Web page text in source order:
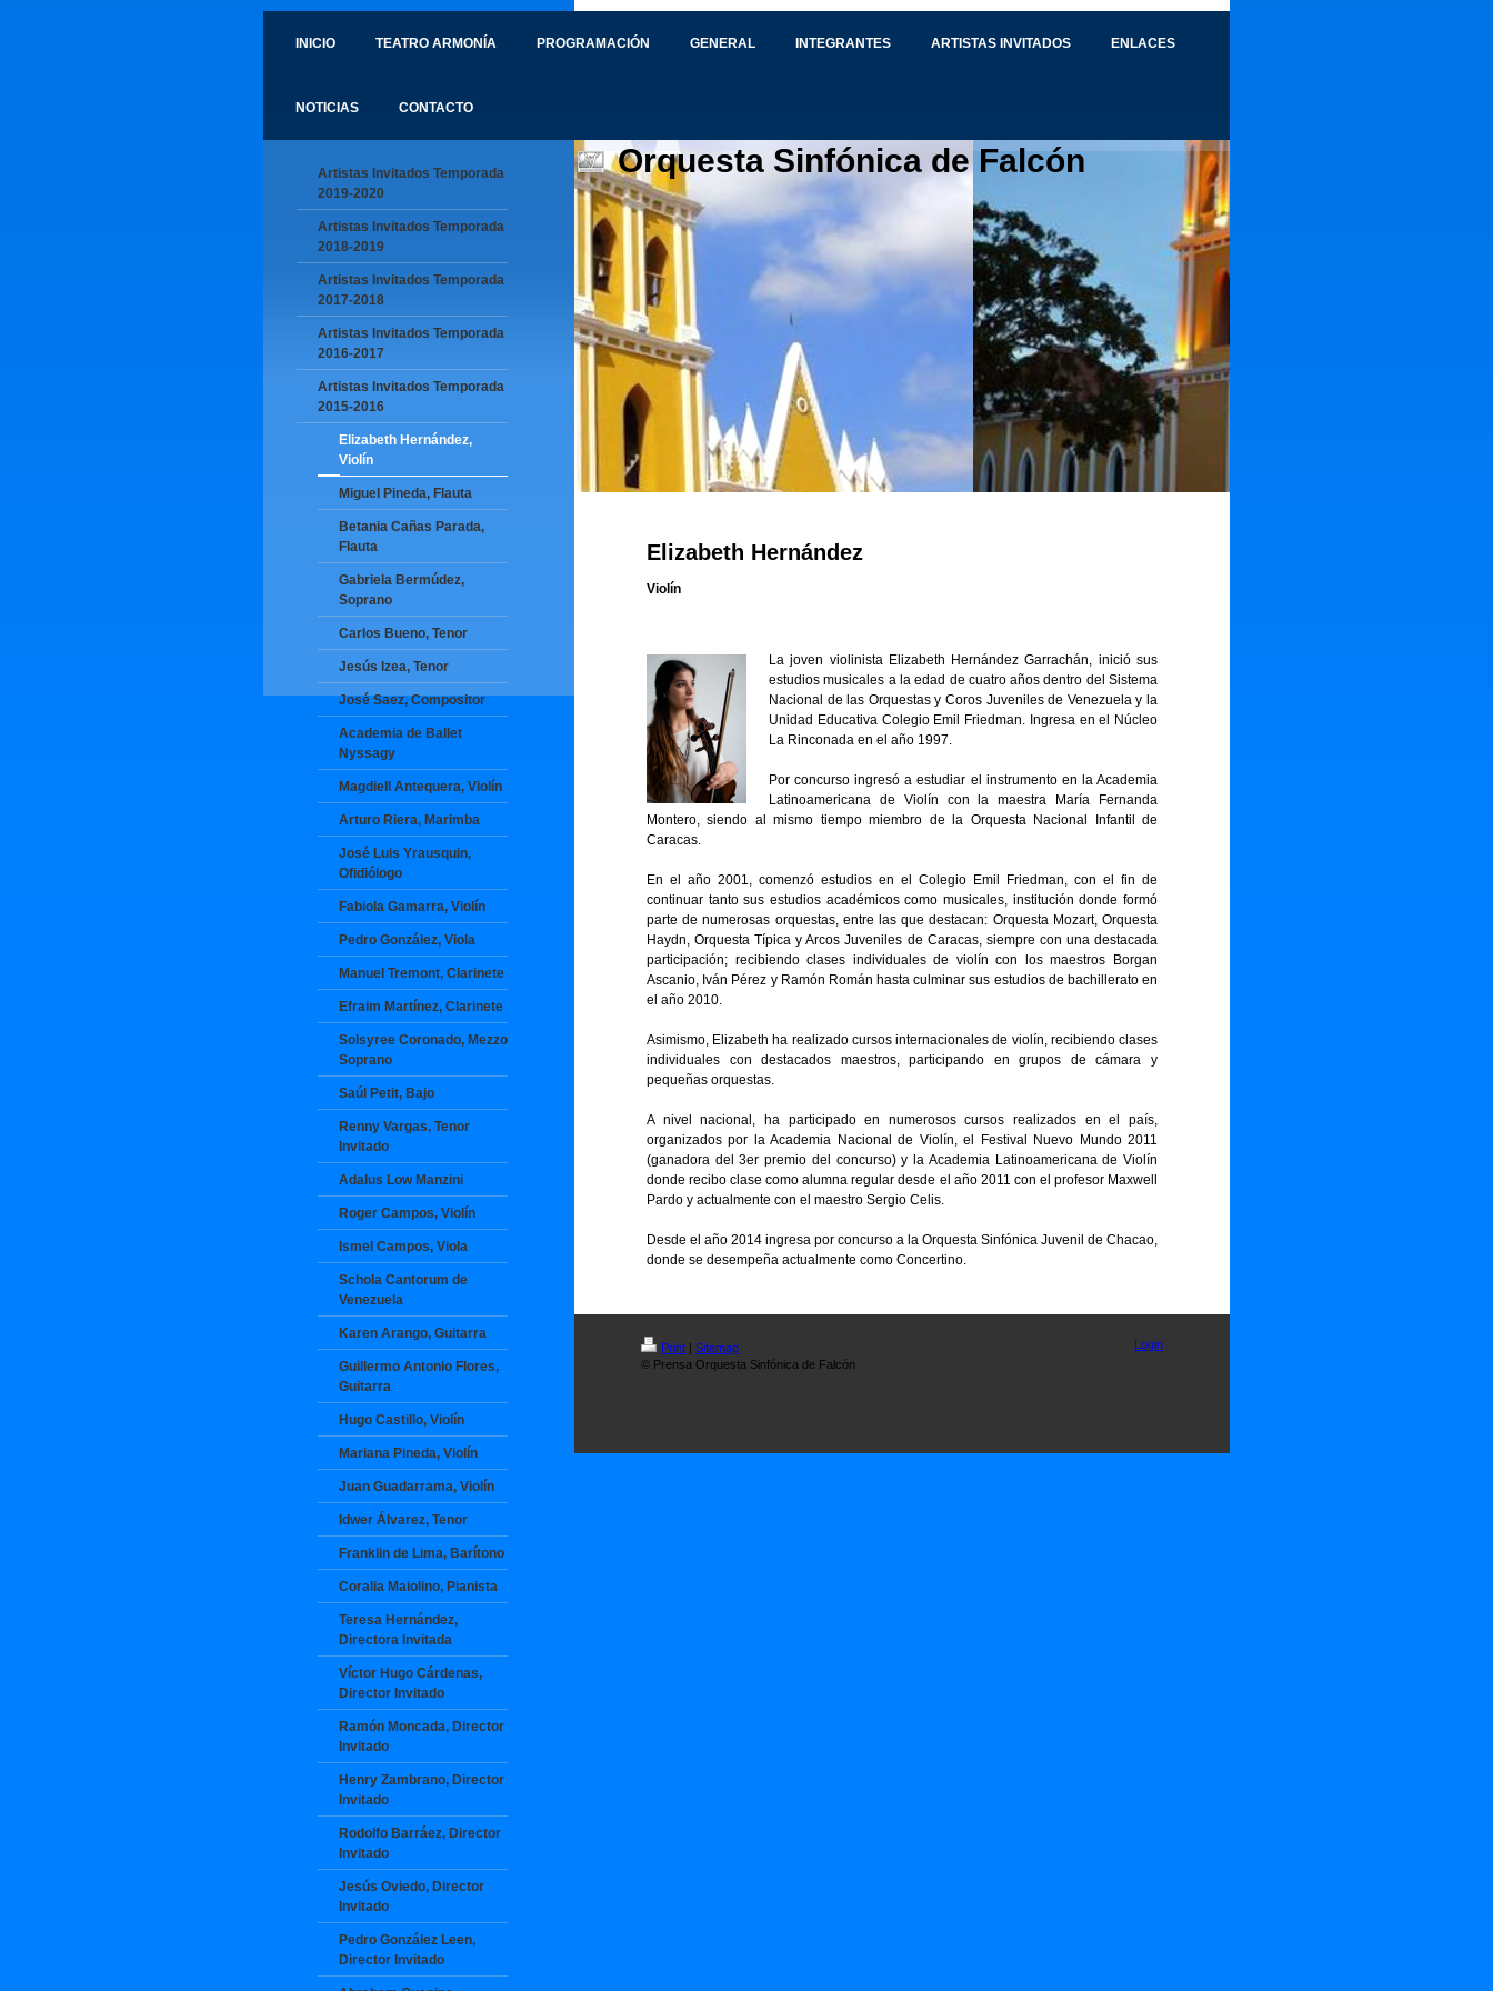
INICIO TEATRO ARMONÍA PROGRAMACIÓN GENERAL INTEGRANTES ARTISTAS INVITADOS ENLACES
NOTICIAS CONTACTO
Artistas Invitados Temporada
2019-2020
Artistas Invitados Temporada
2018-2019
Artistas Invitados Temporada
2017-2018
Artistas Invitados Temporada
2016-2017
Artistas Invitados Temporada
2015-2016
Elizabeth Hernández,
Violín
Miguel Pineda, Flauta
Betania Cañas Parada,
Flauta
Gabriela Bermúdez,
Soprano
Carlos Bueno, Tenor
Jesús Izea, Tenor
José Saez, Compositor
Academia de Ballet
Nyssagy
Magdiell Antequera, Violín
Arturo Riera, Marimba
José Luis Yrausquin,
Ofidiólogo
Fabiola Gamarra, Violín
Pedro González, Viola
Manuel Tremont, Clarinete
Efraim Martínez, Clarinete
Solsyree Coronado, Mezzo
Soprano
Saúl Petit, Bajo
Renny Vargas, Tenor
Invitado
Adalus Low Manzini
Roger Campos, Violín
Ismel Campos, Viola
Schola Cantorum de
Venezuela
Karen Arango, Guitarra
Guillermo Antonio Flores,
Guitarra
Hugo Castillo, Violín
Mariana Pineda, Violín
Juan Guadarrama, Violín
Idwer Álvarez, Tenor
Franklin de Lima, Barítono
Coralia Maiolino, Pianista
Teresa Hernández,
Directora Invitada
Víctor Hugo Cárdenas,
Director Invitado
Ramón Moncada, Director
Invitado
Henry Zambrano, Director
Invitado
Rodolfo Barráez, Director
Invitado
Jesús Oviedo, Director
Invitado
Pedro González Leen,
Director Invitado
Orquesta Sinfónica de Falcón
Elizabeth Hernández
Violín
La joven violinista Elizabeth Hernández Garrachán, inició sus
estudios musicales a la edad de cuatro años dentro del Sistema
Nacional de las Orquestas y Coros Juveniles de Venezuela y la
Unidad Educativa Colegio Emil Friedman. Ingresa en el Núcleo
La Rinconada en el año 1997.
Por concurso ingresó a estudiar el instrumento en la Academia
Latinoamericana de Violín con la maestra María Fernanda
Montero, siendo al mismo tiempo miembro de la Orquesta Nacional Infantil de
Caracas.
En el año 2001, comenzó estudios en el Colegio Emil Friedman, con el fin de
continuar tanto sus estudios académicos como musicales, institución donde formó
parte de numerosas orquestas, entre las que destacan: Orquesta Mozart, Orquesta
Haydn, Orquesta Típica y Arcos Juveniles de Caracas, siempre con una destacada
participación; recibiendo clases individuales de violín con los maestros Borgan
Ascanio, Iván Pérez y Ramón Román hasta culminar sus estudios de bachillerato en
el año 2010.
Asimismo, Elizabeth ha realizado cursos internacionales de violín, recibiendo clases
individuales con destacados maestros, participando en grupos de cámara y
pequeñas orquestas.
A nivel nacional, ha participado en numerosos cursos realizados en el país,
organizados por la Academia Nacional de Violín, el Festival Nuevo Mundo 2011
(ganadora del 3er premio del concurso) y la Academia Latinoamericana de Violín
donde recibo clase como alumna regular desde el año 2011 con el profesor Maxwell
Pardo y actualmente con el maestro Sergio Celis.
Desde el año 2014 ingresa por concurso a la Orquesta Sinfónica Juvenil de Chacao,
donde se desempeña actualmente como Concertino.
Print | Sitemap
© Prensa Orquesta Sinfónica de Falcón
Login